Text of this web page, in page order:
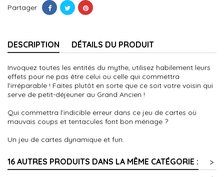
Partager
DESCRIPTION DÉTAILS DU PRODUIT
Invoquez toutes les entités du mythe, utilisez habilement leurs
effets pour ne pas être celui ou celle qui commettra
l’irréparable ! Faites plutôt en sorte que ce soit votre voisin qui
serve de petit-déjeuner au Grand Ancien !
Qui commettra l’indicible erreur dans ce jeu de cartes où
mauvais coups et tentacules font bon ménage ?
Un jeu de cartes dynamique et fun.
16 AUTRES PRODUITS DANS LA MÊME CATÉGORIE :
>